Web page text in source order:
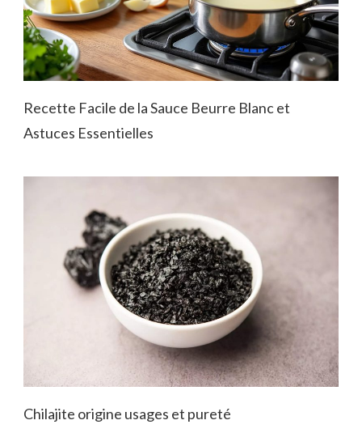
Recette Facile de la Sauce Beurre Blanc et
Astuces Essentielles
Chilajite origine usages et pureté